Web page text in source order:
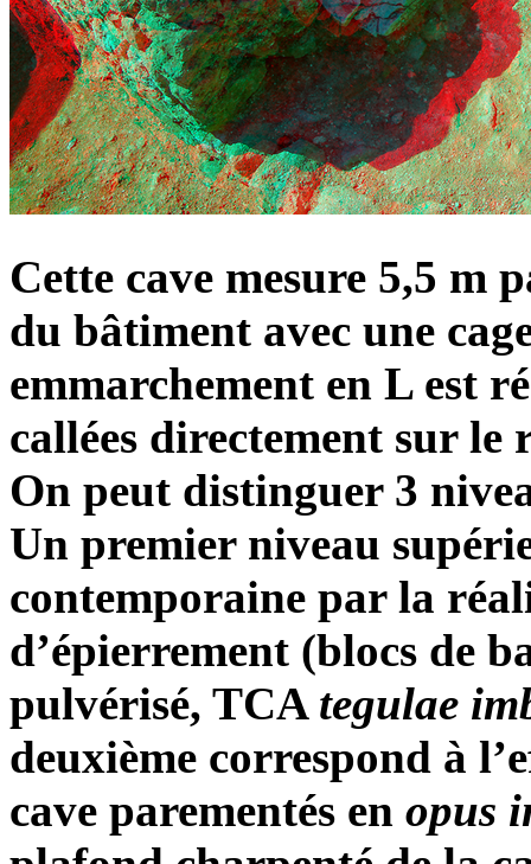
Cette cave mesure 5,5 m
du bâtiment avec une
emmarchement en L est
callées directement sur
On peut distinguer 3
Un premier niveau
contemporaine par la
d’épierrement (blocs de
pulvérisé, TCA tegulae
deuxième correspond à
cave parementés en opus